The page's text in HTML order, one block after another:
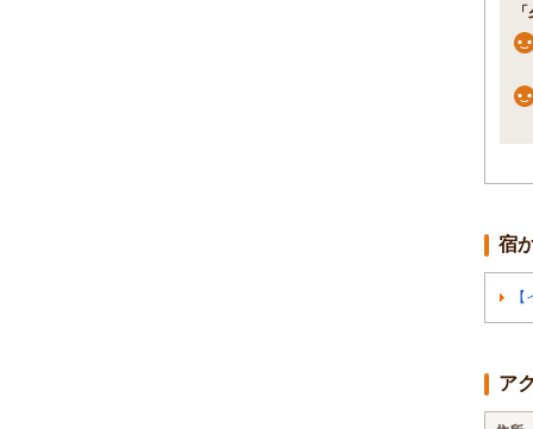
宿
ア